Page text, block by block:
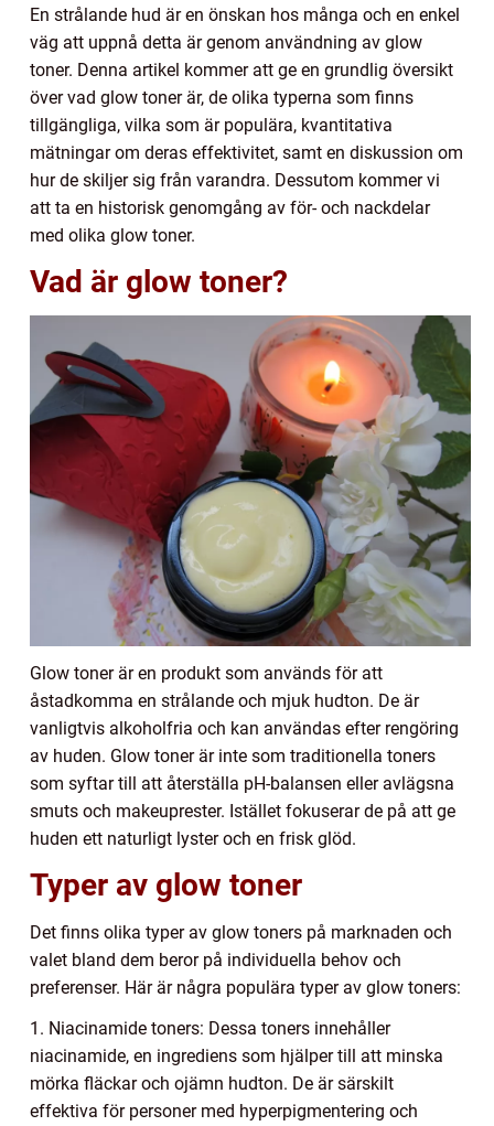
En strålande hud är en önskan hos många och en enkel
väg att uppnå detta är genom användning av glow
toner. Denna artikel kommer att ge en grundlig översikt
över vad glow toner är, de olika typerna som finns
tillgängliga, vilka som är populära, kvantitativa
mätningar om deras effektivitet, samt en diskussion om
hur de skiljer sig från varandra. Dessutom kommer vi
att ta en historisk genomgång av för- och nackdelar
med olika glow toner.
Vad är glow toner?
Glow toner är en produkt som används för att
åstadkomma en strålande och mjuk hudton. De är
vanligtvis alkoholfria och kan användas efter rengöring
av huden. Glow toner är inte som traditionella toners
som syftar till att återställa pH-balansen eller avlägsna
smuts och makeuprester. Istället fokuserar de på att ge
huden ett naturligt lyster och en frisk glöd.
Typer av glow toner
Det finns olika typer av glow toners på marknaden och
valet bland dem beror på individuella behov och
preferenser. Här är några populära typer av glow toners:
1. Niacinamide toners: Dessa toners innehåller
niacinamide, en ingrediens som hjälper till att minska
mörka fläckar och ojämn hudton. De är särskilt
effektiva för personer med hyperpigmentering och